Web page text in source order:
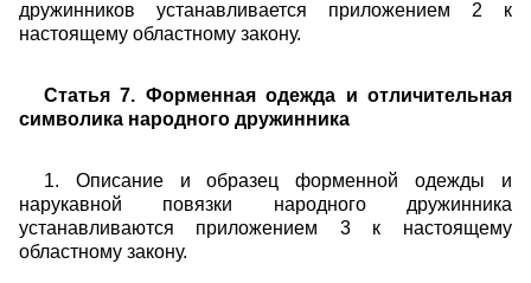
дружинников устанавливается приложением 2 к
настоящему областному закону.
Статья 7. Форменная одежда и отличительная
символика народного дружинника
1. Описание и образец форменной одежды и
нарукавной повязки народного дружинника
устанавливаются приложением 3 к настоящему
областному закону.